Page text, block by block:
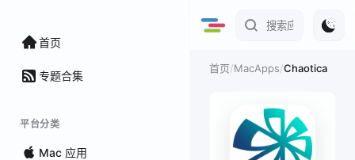
首页
专题合集
平台分类
Mac 应用
首页/MacApps/Chaotica